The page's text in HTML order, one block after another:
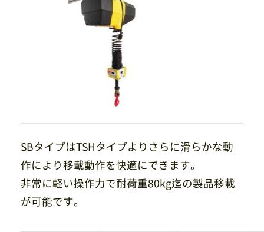
CAD/PDFデータ
シンテック公式Instagram
SBタイプはTSHタイプよりさらに滑らかな動
作により移載動作を快適にできます。
非常に軽い操作力で耐荷重80kg迄の製品移載
が可能です。